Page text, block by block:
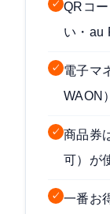
✓ QRコ
い・au
✓ 電子マ
WAON
✓ 商品券
可）が
✓ 一番お